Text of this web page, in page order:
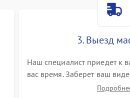
3. Выезд
Наш специалист приедет к
вас время. Заберет ваш
на склад для диагностики.